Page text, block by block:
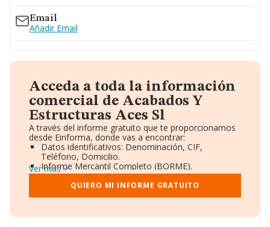
Email
Añadir Email
Acceda a toda la información
comercial de Acabados Y
Estructuras Aces Sl
A través del informe gratuito que te proporcionamos
desde Einforma, donde vas a encontrar:
Datos identificativos: Denominación, CIF,
Teléfono, Domicilio.
Informe Mercantil Completo (BORME).
Gráficos de Evolución Ventas y Empleados.
Consejo de Administración y Administradores.
Directivos y Ejecutivos.
Ver más
QUIERO MI INFORME GRATUITO